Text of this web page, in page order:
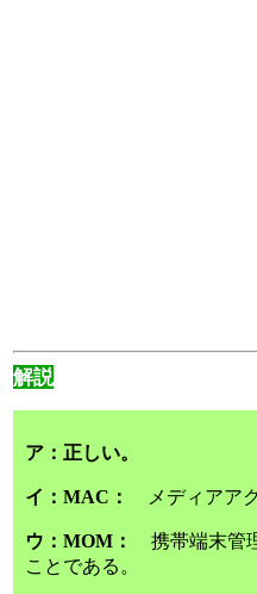
解説
ア：正しい。
イ：MAC： メディアア
ウ：MOM：
携帯端末管
ことである。